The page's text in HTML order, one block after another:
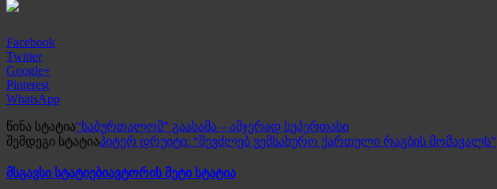
Facebook
Twitter
Google+
Pinterest
WhatsApp
წინა სტატია“საბურთალომ” გაასამა – ამჯერად სუპერთასი
შემდეგი სტატიაპიტერ დრუიტი: “შევძლებ ვემსახურო ქართული რაგბის მომავალს”
მსგავსი სტატიებიავტორის მეტი სტატია